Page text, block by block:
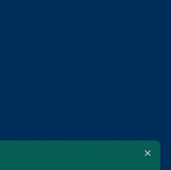
klien kami, kepuasan anda adalah
layanan kami